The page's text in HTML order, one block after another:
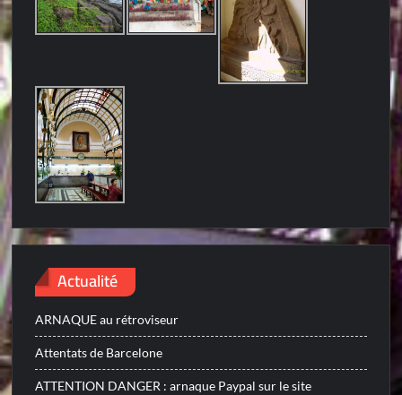
Actualité
ARNAQUE au rétroviseur
Attentats de Barcelone
ATTENTION DANGER : arnaque Paypal sur le site